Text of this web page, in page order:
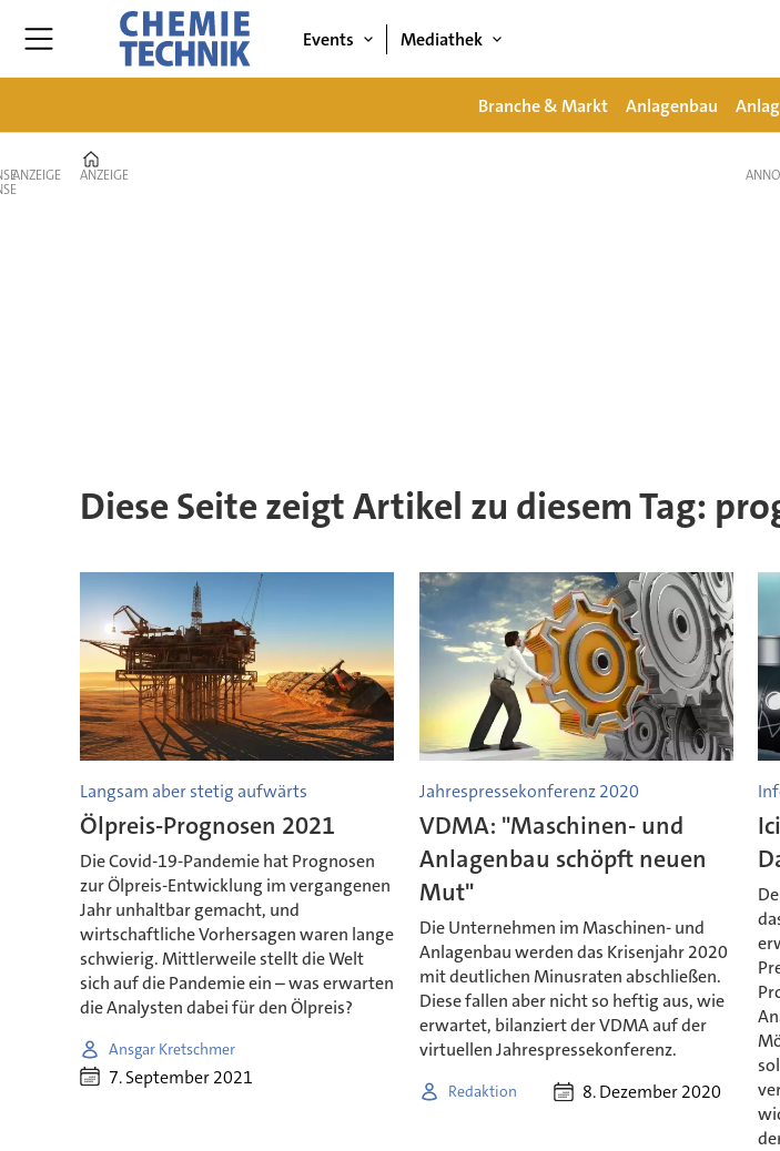
Events Mediathek
Branche & Markt Anlagenbau
ANZEIGE ANZEIGE
Diese Seite zeigt Artikel zu diesem Tag:
Langsam aber stetig aufwärts
Ölpreis-Prognosen 2021
Die Covid-19-Pandemie hat Prognosen
zur Ölpreis-Entwicklung im vergangenen
Jahr unhaltbar gemacht, und
wirtschaftliche Vorhersagen waren lange
schwierig. Mittlerweile stellt die Welt
sich auf die Pandemie ein – was erwarten
die Analysten dabei für den Ölpreis?
Ansgar Kretschmer
7. September 2021
Jahrespressekonferenz 2020
VDMA: "Maschinen- und
Anlagenbau schöpft neuen
Mut"
Die Unternehmen im Maschinen- und
Anlagenbau werden das Krisenjahr 2020
mit deutlichen Minusraten abschließen.
Diese fallen aber nicht so heftig aus, wie
erwartet, bilanziert der VDMA auf der
virtuellen Jahrespressekonferenz.
Redaktion 8. Dezember 2020